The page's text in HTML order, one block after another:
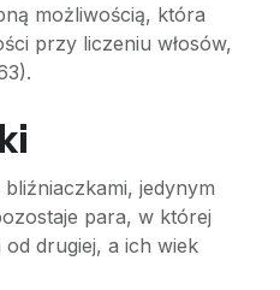
możliwością, która
przy liczeniu włosów,
jedynym
para, w której
od drugiej, a ich wiek